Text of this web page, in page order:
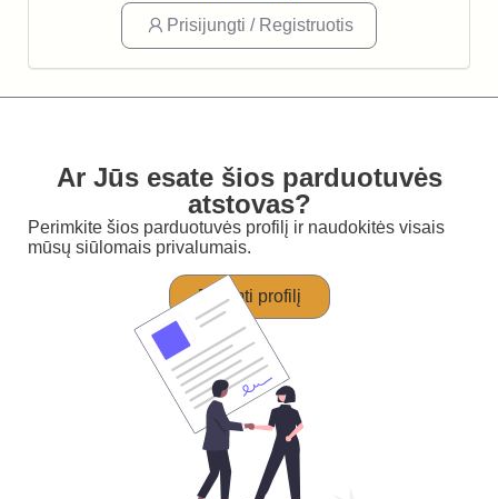
Prisijungti / Registruotis
Ar Jūs esate šios parduotuvės
atstovas?
Perimkite šios parduotuvės profilį ir naudokitės visais
mūsų siūlomais privalumais.
Perimti profilį